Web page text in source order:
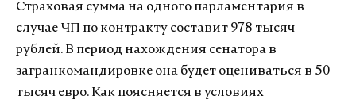
Страховая сумма на одного парламентария в
случае ЧП по контракту составит 978 тысяч
рублей. В период нахождения сенатора в
загранкомандировке она будет оцениваться в 50
тысяч евро. Как поясняется в условиях